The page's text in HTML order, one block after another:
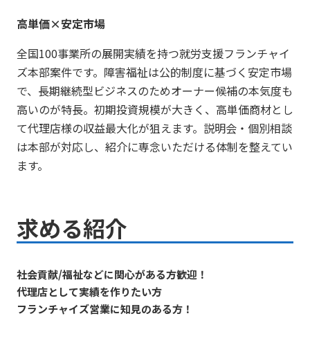
高単価×安定市場
全国100事業所の展開実績を持つ就労支援フランチャイ
ズ本部案件です。障害福祉は公的制度に基づく安定市場
で、長期継続型ビジネスのためオーナー候補の本気度も
高いのが特長。初期投資規模が大きく、高単価商材とし
て代理店様の収益最大化が狙えます。説明会・個別相談
は本部が対応し、紹介に専念いただける体制を整えてい
ます。
求める紹介
社会貢献/福祉などに関心がある方歓迎！
代理店として実績を作りたい方
フランチャイズ営業に知見のある方！